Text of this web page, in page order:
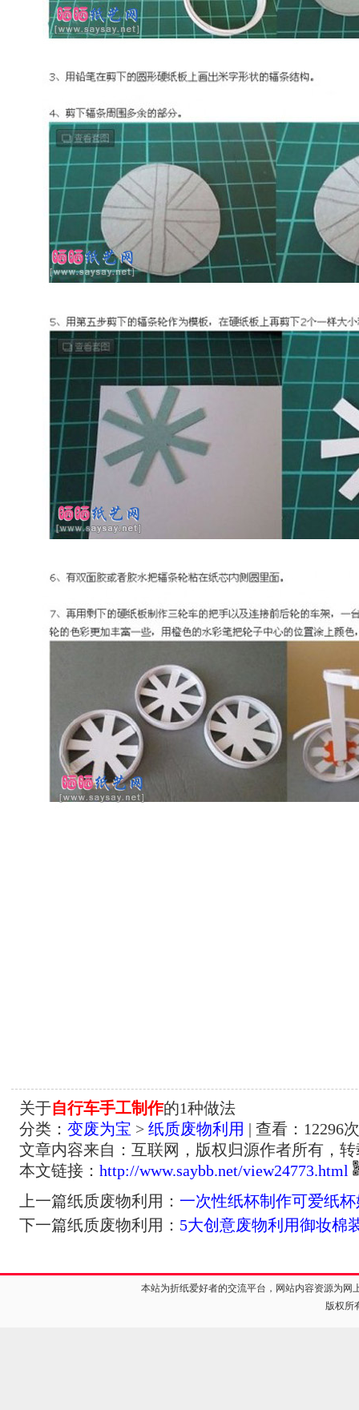
关于自行车手工制作的1种做法
分类： 变废为宝 > 纸质废物利用 | 查看： 12296
文章内容来自：互联网，版权归源作者所有，
本文链接： http://www.saybb.net/view24773.html
上一篇纸质废物利用： 一次性纸杯制作可爱纸
下一篇纸质废物利用： 5大创意废物利用御妆棉
本站为折纸爱好者的交流平台，网站内容资源为
版权所